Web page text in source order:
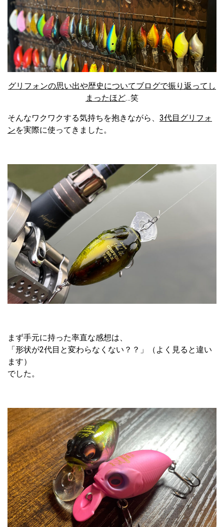
グリフォンの思い出や歴史についてブログで振り返ってし
まったほど…笑
そんなワクワクする気持ちを抱きながら、 3代目グリフォ
ンを実際に使ってきました。
まず手元に持った率直な感想は、
「形状が2代目と変わらなくない？？」（よく見ると違い
ます）
でした。